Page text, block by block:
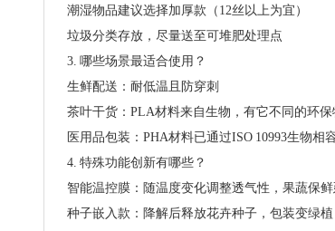
潮湿物品建议选择加厚款（12丝以上为宜）
垃圾分类存放，尽量送至可堆肥处理点
3. 哪些场景最适合使用？
生鲜配送：耐低温且防穿刺
茶叶干货：PLA材料来自生物，有它不同的环保
医用品包装：PHA材料已通过ISO 10993生物相
4. 特殊功能创新有哪些？
智能温控膜：随温度变化调整透气性，果蔬保鲜
种子嵌入款：降解后释放花卉种子，包装变绿植